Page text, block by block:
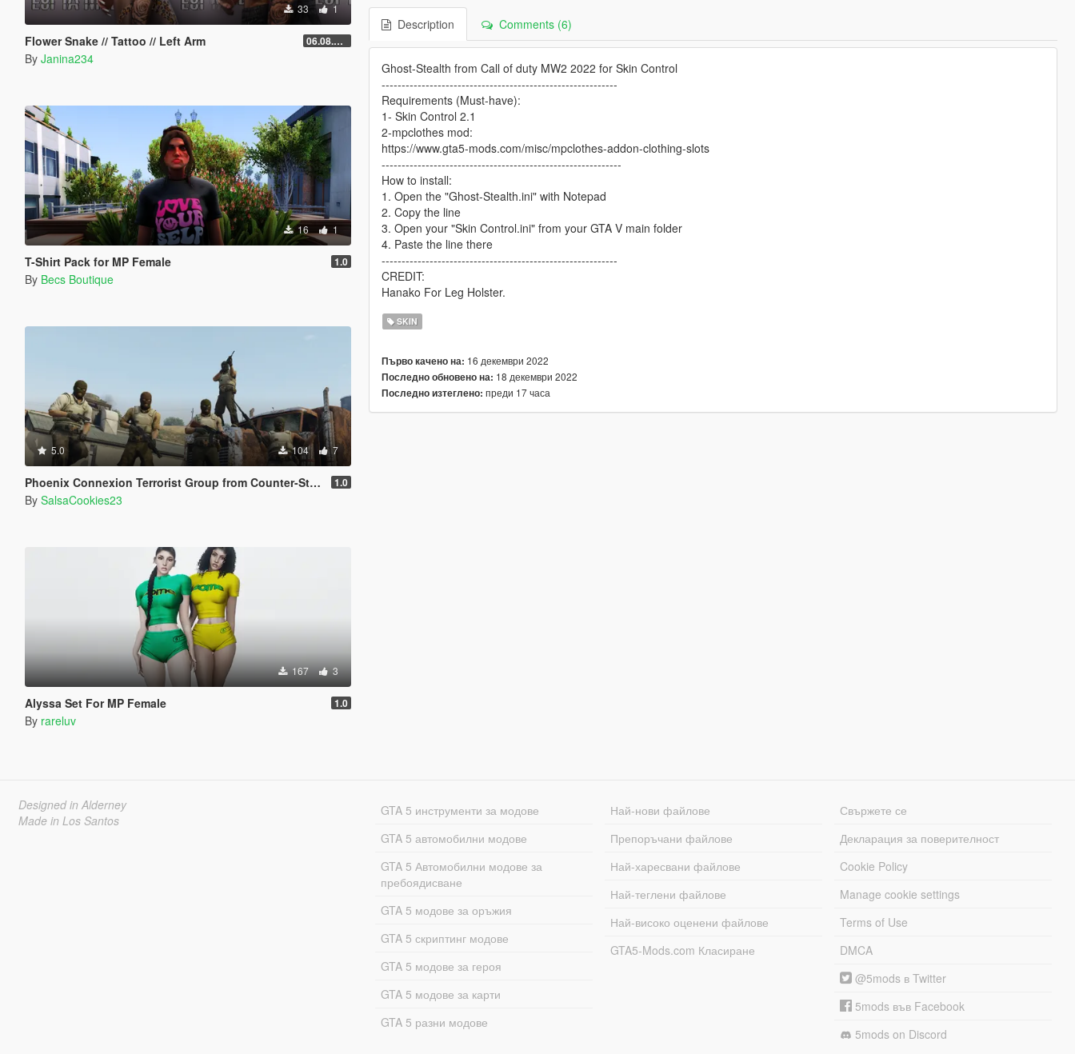
33 1
Flower Snake // Tattoo // Left Arm 06.08.2026
By Janina234
16 1
T-Shirt Pack for MP Female 1.0
By Becs Boutique
5.0 104 7
Phoenix Connexion Terrorist Group from Counter-Strike: Global Offensive (Shattered Web + Broken Fang skins included) 1.0
By SalsaCookies23
167 3
Alyssa Set For MP Female 1.0
By rareluv
Description Comments (6)
Ghost-Stealth from Call of duty MW2 2022 for Skin Control
-----------------------------------------------------------
Requirements (Must-have):
1- Skin Control 2.1
2-mpclothes mod:
https://www.gta5-mods.com/misc/mpclothes-addon-clothing-slots
------------------------------------------------------------
How to install:
1. Open the "Ghost-Stealth.ini" with Notepad
2. Copy the line
3. Open your "Skin Control.ini" from your GTA V main folder
4. Paste the line there
-----------------------------------------------------------
CREDIT:
Hanako For Leg Holster.
SKIN
Първо качено на: 16 декември 2022
Последно обновено на: 18 декември 2022
Последно изтеглено: преди 17 часа
Designed in Alderney
Made in Los Santos
GTA 5 инструменти за модове
GTA 5 автомобилни модове
GTA 5 Автомобилни модове за
пребоядисване
GTA 5 модове за оръжия
GTA 5 скриптинг модове
GTA 5 модове за героя
GTA 5 модове за карти
GTA 5 разни модове
Най-нови файлове
Препоръчани файлове
Най-харесвани файлове
Най-теглени файлове
Най-високо оценени файлове
GTA5-Mods.com Класиране
Свържете се
Декларация за поверителност
Cookie Policy
Manage cookie settings
Terms of Use
DMCA
@5mods в Twitter
5mods във Facebook
5mods on Discord